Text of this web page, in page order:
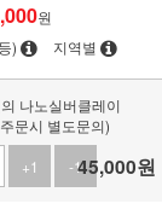
원
) 지역별
나노실버클레이
문시 별도문의)
+1
-145,000원